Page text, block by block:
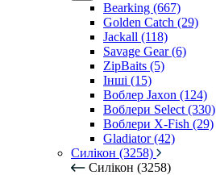
Bearking (667)
Golden Catch (29)
Jackall (118)
Savage Gear (6)
ZipBaits (5)
Інші (15)
Воблер Jaxon (124)
Воблери Select (330)
Воблери X-Fish (29)
Gladiator (42)
Силікон (3258)
Силікон (3258)